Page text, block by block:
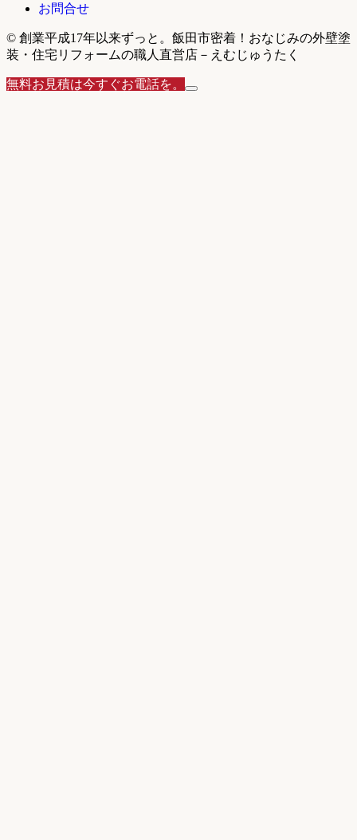
お問合せ
© 創業平成17年以来ずっと。飯田市密着！おなじみの外壁塗
装・住宅リフォームの職人直営店－えむじゅうたく
無料お見積は今すぐお電話を。